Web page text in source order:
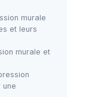
- 120x80
murale
et leurs
murale et
une